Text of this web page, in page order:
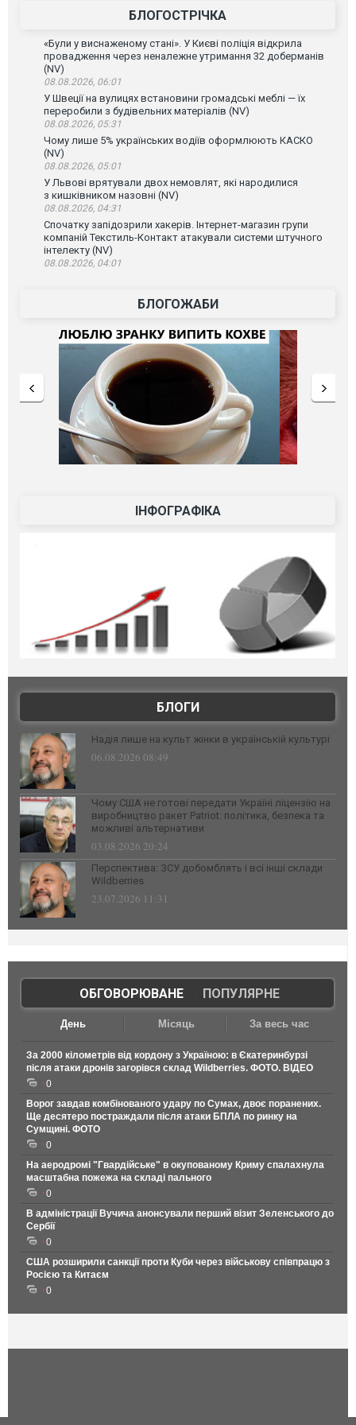
БЛОГОСТРІЧКА
«Були у виснаженому стані». У Києві поліція відкрила
провадження через неналежне утримання 32 доберманів
(NV)
08.08.2026, 06:01
У Швеції на вулицях встановини громадські меблі — їх
переробили з будівельних матеріалів (NV)
08.08.2026, 05:31
Чому лише 5% українських водіїв оформлюють КАСКО
(NV)
08.08.2026, 05:01
У Львові врятували двох немовлят, які народилися
з кишківником назовні (NV)
08.08.2026, 04:31
Спочатку запідозрили хакерів. Інтернет-магазин групи
компаній Текстиль-Контакт атакували системи штучного
інтелекту (NV)
08.08.2026, 04:01
БЛОГОЖАБИ
ІНФОГРАФІКА
БЛОГИ
Надія лише на культ жінки в українській культурі
06.08.2026 08:49
Чому США не готові передати Україні ліцензію на
виробництво ракет Patriot: політика, безпека та
можливі альтернативи
03.08.2026 20:24
Перспектива: ЗСУ добомблять і всі інші склади
Wildberries
23.07.2026 11:31
ОБГОВОРЮВАНЕ| ПОПУЛЯРНЕ
День Місяць За весь час
За 2000 кілометрів від кордону з Україною: в Єкатеринбурзі
після атаки дронів загорівся склад Wildberries. ФОТО. ВІДЕО
0
Ворог завдав комбінованого удару по Сумах, двоє поранених.
Ще десятеро постраждали після атаки БПЛА по ринку на
Сумщині. ФОТО
0
На аеродромі "Гвардійське" в окупованому Криму спалахнула
масштабна пожежа на складі пального
0
В адміністрації Вучича анонсували перший візит Зеленського до
Сербії
0
США розширили санкції проти Куби через військову співпрацю з
Росією та Китаєм
0